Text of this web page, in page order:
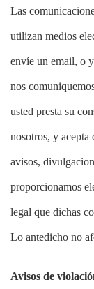
Las
utilizan medios
envíe un email, o
nos
usted presta su
nosotros, y acepta
avisos,
proporcionamos
legal que dichas
Lo antedicho no
Avisos de